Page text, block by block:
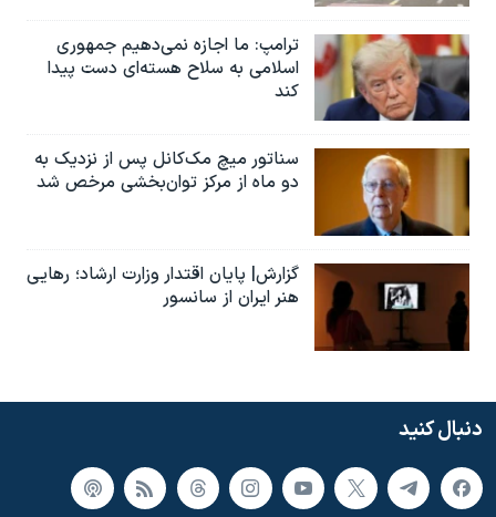
ترامپ: ما اجازه نمی‌دهیم جمهوری
اسلامی به سلاح هسته‌ای دست پیدا
کند
سناتور میچ مک‌کانل پس از نزدیک به
دو ماه از مرکز توان‌بخشی مرخص شد
گزارش| پایان اقتدار وزارت ارشاد؛ رهایی
هنر ایران از سانسور
دنبال کنید